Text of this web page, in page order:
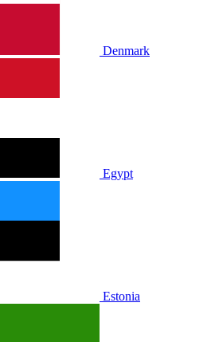
Denmark
Egypt
Estonia